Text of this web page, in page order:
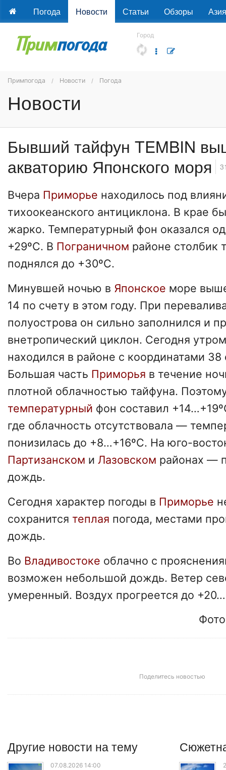
Погода Новости Статьи Обзоры Азия
Город
Примпогода Новости Погода
Новости
Бывший тайфун TEMBIN
акваторию Японского моря
Вчера Приморье находилось под
тихоокеанского антициклона. В крае
жарко. Температурный фон оказался
+29ºС. В Пограничном районе столбик
поднялся до +30ºС.
Минувшей ночью в Японское море
14 по счету в этом году. При
полуострова он сильно заполнился и
внетропический циклон. Сегодня
находился в районе с координатами 38
Большая часть Приморья в течение
плотной облачностью тайфуна.
температурный фон составил
где облачность отсутствовала —
понизилась до +8…+16ºС. На юго-
Партизанском и Лазовском районах —
дождь.
Сегодня характер погоды в Приморье
сохранится теплая погода, местами
дождь.
Во Владивостоке облачно с
возможен небольшой дождь. Ветер
умеренный. Воздух прогреется до
Поделитесь новостью
Другие новости на тему
07.08.2026 14:00